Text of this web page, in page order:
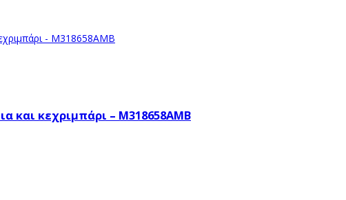
και κεχριμπάρι – M318658AMB